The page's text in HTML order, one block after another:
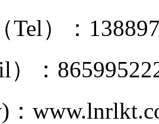
Tel）：
）：
：